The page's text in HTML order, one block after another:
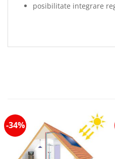
posibilitate integrare
-34%